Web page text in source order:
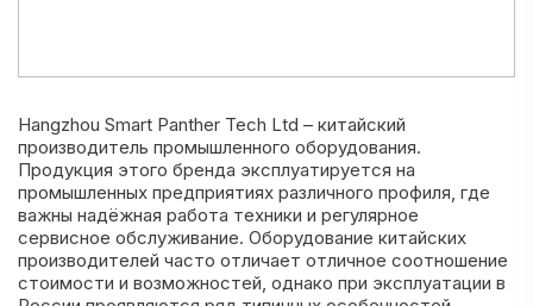
Hangzhou Smart Panther Tech Ltd – китайский
производитель промышленного оборудования.
Продукция этого бренда эксплуатируется на
промышленных предприятиях различного профиля, где
важны надёжная работа техники и регулярное
сервисное обслуживание. Оборудование китайских
производителей часто отличает отличное соотношение
стоимости и возможностей, однако при эксплуатации в